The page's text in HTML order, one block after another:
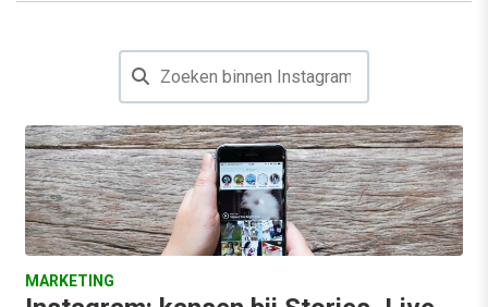
MARKETING